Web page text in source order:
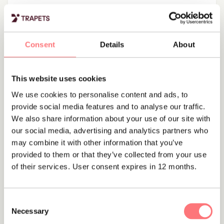
Consent Details About
This website uses cookies
We use cookies to personalise content and ads, to
provide social media features and to analyse our traffic.
We also share information about your use of our site with
our social media, advertising and analytics partners who
may combine it with other information that you’ve
provided to them or that they’ve collected from your use
of their services. User consent expires in 12 months.
Selection
Necessary
Webinars och events
Trapets är partner på Penningvättsdagarna
2026
Delta i Penningtvättsdagarna 2026, som hålls i Stockholm
Webinars och events
Insiderbrottslighet - varningssignaler att ha koll
på
webbinarium om insiderhandel och hur man identifierar